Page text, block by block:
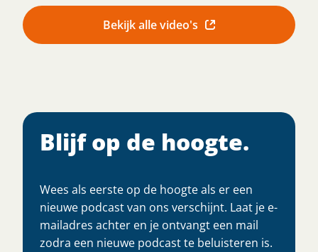
Bekijk alle video's
Blijf op de hoogte.
Wees als eerste op de hoogte als er een
nieuwe podcast van ons verschijnt. Laat je e-
mailadres achter en je ontvangt een mail
zodra een nieuwe podcast te beluisteren is.